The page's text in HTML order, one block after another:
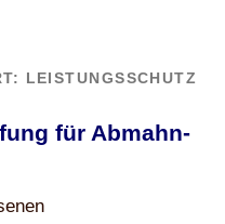
LEISTUNGSSCHUTZ
für Abmahn-